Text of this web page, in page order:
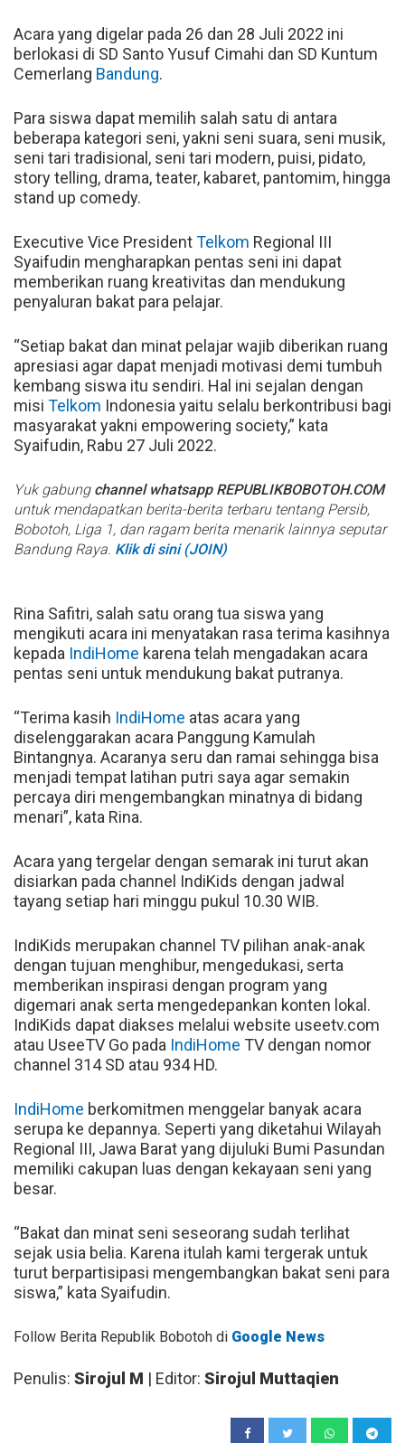
Acara yang digelar pada 26 dan 28 Juli 2022 ini
berlokasi di SD Santo Yusuf Cimahi dan SD Kuntum
Cemerlang Bandung.
Para siswa dapat memilih salah satu di antara
beberapa kategori seni, yakni seni suara, seni musik,
seni tari tradisional, seni tari modern, puisi, pidato,
story telling, drama, teater, kabaret, pantomim, hingga
stand up comedy.
Executive Vice PresidentTelkom Regional III
Syaifudin mengharapkan pentas seni ini dapat
memberikan ruang kreativitas dan mendukung
penyaluran bakat para pelajar.
“Setiap bakat dan minat pelajar wajib diberikan ruang
apresiasi agar dapat menjadi motivasi demi tumbuh
kembang siswa itu sendiri. Hal ini sejalan dengan
misi Telkom Indonesia yaitu selalu berkontribusi bagi
masyarakat yakni empowering society,” kata
Syaifudin, Rabu 27 Juli 2022.
Yuk gabung channel whatsapp REPUBLIKBOBOTOH.COM
untuk mendapatkan berita-berita terbaru tentang Persib,
Bobotoh, Liga 1, dan ragam berita menarik lainnya seputar
Bandung Raya. Klik di sini (JOIN)
Rina Safitri, salah satu orang tua siswa yang
mengikuti acara ini menyatakan rasa terima kasihnya
kepada IndiHome karena telah mengadakan acara
pentas seni untuk mendukung bakat putranya.
“Terima kasih IndiHome atas acara yang
diselenggarakan acara Panggung Kamulah
Bintangnya. Acaranya seru dan ramai sehingga bisa
menjadi tempat latihan putri saya agar semakin
percaya diri mengembangkan minatnya di bidang
menari”, kata Rina.
Acara yang tergelar dengan semarak ini turut akan
disiarkan pada channel IndiKids dengan jadwal
tayang setiap hari minggu pukul 10.30 WIB.
IndiKids merupakan channel TV pilihan anak-anak
dengan tujuan menghibur, mengedukasi, serta
memberikan inspirasi dengan program yang
digemari anak serta mengedepankan konten lokal.
IndiKids dapat diakses melalui website useetv.com
atau UseeTV Go pada IndiHome TV dengan nomor
channel 314 SD atau 934 HD.
IndiHome berkomitmen menggelar banyak acara
serupa ke depannya. Seperti yang diketahui Wilayah
Regional III, Jawa Barat yang dijuluki Bumi Pasundan
memiliki cakupan luas dengan kekayaan seni yang
besar.
“Bakat dan minat seni seseorang sudah terlihat
sejak usia belia. Karena itulah kami tergerak untuk
turut berpartisipasi mengembangkan bakat seni para
siswa,” kata Syaifudin.
Follow Berita Republik Bobotoh di Google News
Penulis: Sirojul M | Editor: Sirojul Muttaqien